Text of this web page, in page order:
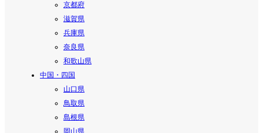
京都府
滋賀県
兵庫県
奈良県
和歌山県
中国・四国
山口県
鳥取県
島根県